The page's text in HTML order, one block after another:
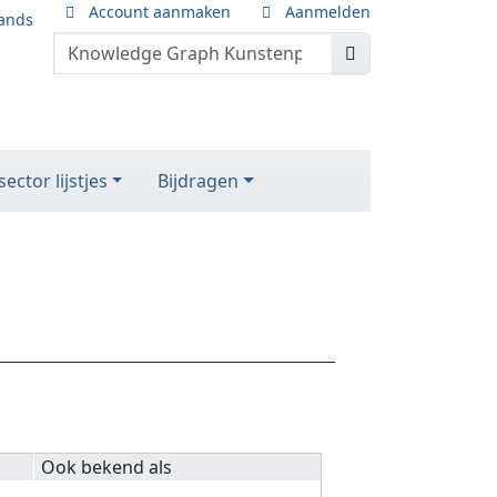
Account aanmaken Aanmelden
lijstjes Bijdragen
Ook bekend als